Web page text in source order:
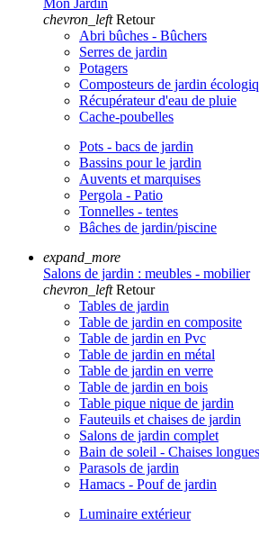
Mon Jardin
chevron_left Retour
Abri bûches - Bûchers
Serres de jardin
Potagers
Composteurs de jardin
Récupérateur d'eau de pluie
Cache-poubelles
Pots - bacs de jardin
Bassins pour le jardin
Auvents et marquises
Pergola - Patio
Tonnelles - tentes
Bâches de jardin/piscine
expand_more
Salons de jardin : meubles - mobilier
chevron_left Retour
Tables de jardin
Table de jardin en composite
Table de jardin en Pvc
Table de jardin en métal
Table de jardin en verre
Table de jardin en bois
Table pique nique de jardin
Fauteuils et chaises de jardin
Salons de jardin complet
Bain de soleil - Chaises longues
Parasols de jardin
Hamacs - Pouf de jardin
Luminaire extérieur